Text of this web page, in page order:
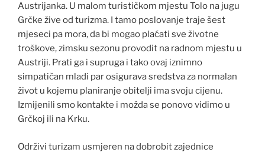
Austrijanka. U malom turističkom mjestu Tolo na jugu
Grčke žive od turizma. I tamo poslovanje traje šest
mjeseci pa mora, da bi mogao plaćati sve životne
troškove, zimsku sezonu provodit na radnom mjestu u
Austriji. Prati ga i supruga i tako ovaj iznimno
simpatičan mladi par osigurava sredstva za normalan
život u kojemu planiranje obitelji ima svoju cijenu.
Izmijenili smo kontakte i možda se ponovo vidimo u
Grčkoj ili na Krku.
Održivi turizam usmjeren na dobrobit zajednice